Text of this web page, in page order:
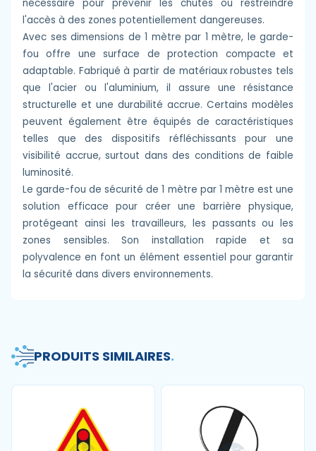
nécessaire pour prévenir les chutes ou restreindre
l'accès à des zones potentiellement dangereuses.
Avec ses dimensions de 1 mètre par 1 mètre, le garde-
fou offre une surface de protection compacte et
adaptable. Fabriqué à partir de matériaux robustes tels
que l'acier ou l'aluminium, il assure une résistance
structurelle et une durabilité accrue. Certains modèles
peuvent également être équipés de caractéristiques
telles que des dispositifs réfléchissants pour une
visibilité accrue, surtout dans des conditions de faible
luminosité.
Le garde-fou de sécurité de 1 mètre par 1 mètre est une
solution efficace pour créer une barrière physique,
protégeant ainsi les travailleurs, les passants ou les
zones sensibles. Son installation rapide et sa
polyvalence en font un élément essentiel pour garantir
la sécurité dans divers environnements.
PRODUITS SIMILAIRES.